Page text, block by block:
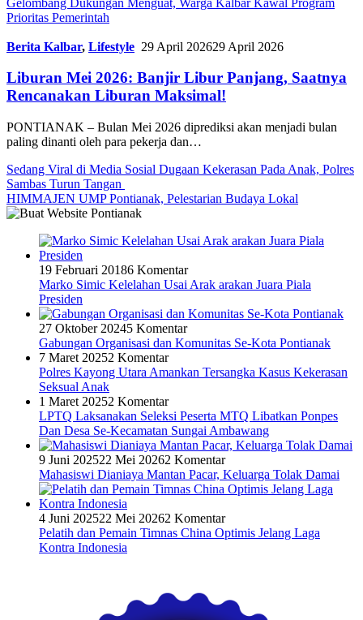
Prioritas Pemerintah
Berita Kalbar, Lifestyle 29 April 202629 April 2026
Liburan Mei 2026: Banjir Libur Panjang, Saatnya
Rencanakan Liburan Maksimal!
PONTIANAK – Bulan Mei 2026 diprediksi akan menjadi bulan
paling dinanti oleh para pekerja dan…
Sedang Viral di Media Sosial Dugaan Kekerasan Pada Anak, Polres
Sambas Turun Tangan
HIMMAJEN UMP Pontianak, Pelestarian Budaya Lokal
19 Februari 20186 Komentar
Marko Simic Kelelahan Usai Arak arakan Juara Piala
Presiden
27 Oktober 20245 Komentar
Gabungan Organisasi dan Komunitas Se-Kota Pontianak
7 Maret 20252 Komentar
Polres Kayong Utara Amankan Tersangka Kasus Kekerasan
Seksual Anak
1 Maret 20252 Komentar
LPTQ Laksanakan Seleksi Peserta MTQ Libatkan Ponpes
Dan Desa Se-Kecamatan Sungai Ambawang
9 Juni 202522 Mei 20262 Komentar
Mahasiswi Dianiaya Mantan Pacar, Keluarga Tolak Damai
4 Juni 202522 Mei 20262 Komentar
Pelatih dan Pemain Timnas China Optimis Jelang Laga
Kontra Indonesia